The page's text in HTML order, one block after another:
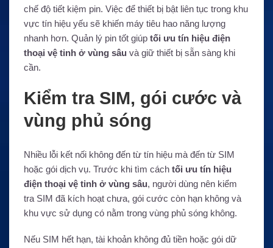
chế độ tiết kiệm pin. Việc để thiết bị bật liên tục trong khu
vực tín hiệu yếu sẽ khiến máy tiêu hao năng lượng
nhanh hơn. Quản lý pin tốt giúp tối ưu tín hiệu điện
thoại vệ tinh ở vùng sâu và giữ thiết bị sẵn sàng khi
cần.
Kiểm tra SIM, gói cước và
vùng phủ sóng
Nhiều lỗi kết nối không đến từ tín hiệu mà đến từ SIM
hoặc gói dịch vụ. Trước khi tìm cách tối ưu tín hiệu
điện thoại vệ tinh ở vùng sâu, người dùng nên kiểm
tra SIM đã kích hoạt chưa, gói cước còn hạn không và
khu vực sử dụng có nằm trong vùng phủ sóng không.
Nếu SIM hết hạn, tài khoản không đủ tiền hoặc gói dữ